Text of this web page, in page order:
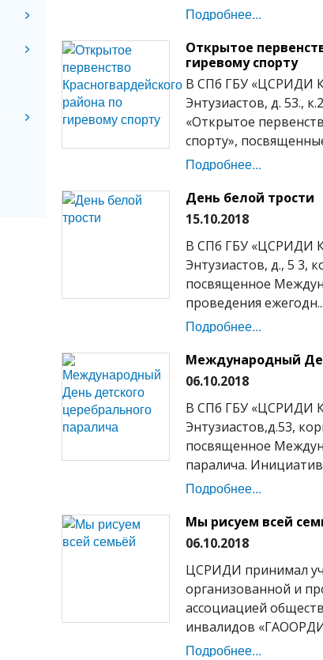
Подробнее...
Открытое
гиревому спорту
В СПб ГБУ «ЦСРИДИ
Энтузиастов, д. 53.,
«Открытое
спорту»,
Подробнее...
День белой трости
15.10.2018
В СПб ГБУ «ЦСРИДИ
Энтузиастов, д., 5 3,
посвященное
проведения ежегодн...
Подробнее...
Международный
06.10.2018
В СПб ГБУ «ЦСРИДИ
Энтузиастов,д.53,
посвященное
паралича.
Подробнее...
Мы рисуем всей
06.10.2018
ЦСРИДИ принимал
организованной и
ассоциацией
инвалидов
Подробнее...